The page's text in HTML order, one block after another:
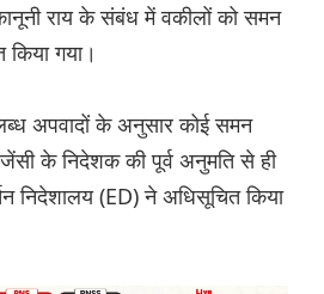
राय के संबंध में वकीलों को समन
गया।
अपवादों के अनुसार कोई समन
के निदेशक की पूर्व अनुमति से ही
निदेशालय (ED) ने अधिसूचित किया